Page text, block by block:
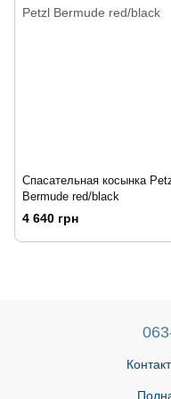
Спасательная косынка
Bermude red/black
4 640 грн